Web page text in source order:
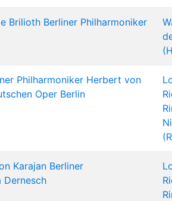
Brilioth Berliner Philharmoniker
Philharmoniker Herbert von
Oper Berlin
Karajan Berliner
Dernesch